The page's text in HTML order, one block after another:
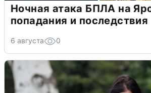
Ночная атака БПЛА на
попадания и последствия
6 августа 0